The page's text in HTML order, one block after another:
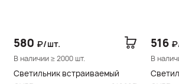
580 ₽/шт.
В наличии ≥ 2000 шт.
Светильник встраиваемый
516
В